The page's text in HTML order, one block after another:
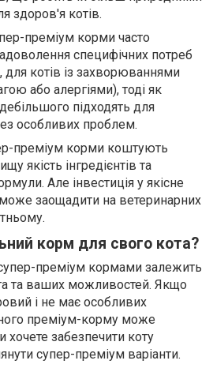
здоров'я котів.
преміум корми часто
специфічних потреб
для котів із захворюваннями
або алергіями), тоді як
підходять для
особливих проблем.
преміум корми коштують
якість інгредієнтів та
Але інвестиція у якісне
заощадити на ветеринарних
корм для свого кота?
преміум кормами залежить
та ваших можливостей. Якщо
і не має особливих
преміум-корму може
хочете забезпечити коту
супер-преміум варіанти.